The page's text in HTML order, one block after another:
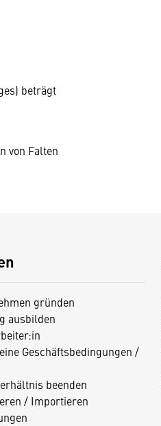
beträgt
von Falten
gründen
ausbilden
Geschäftsbedingungen /
beenden
/ Importieren